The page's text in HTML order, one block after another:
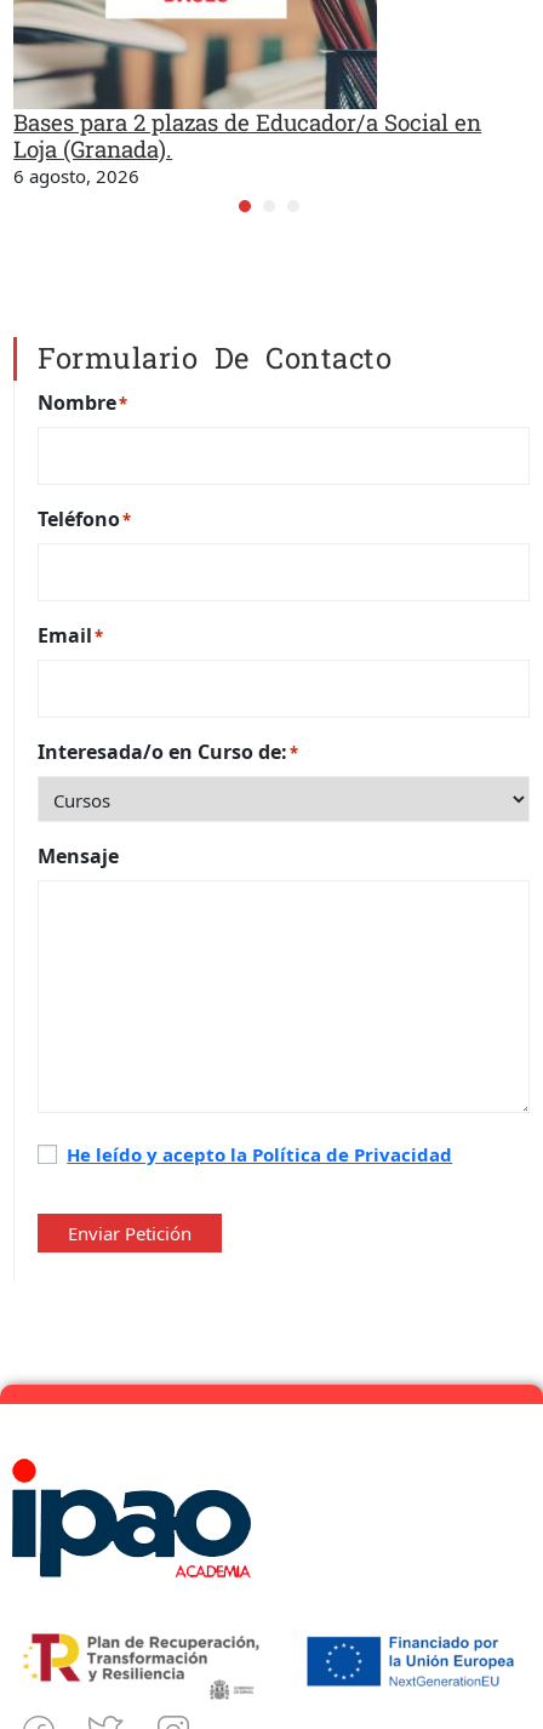
Bases para 2 plazas de Educador/a Social en
Loja (Granada).
6 agosto, 2026
Formulario De Contacto
Nombre*
Teléfono*
Email*
Interesada/o en Curso de:*
Mensaje
Política
privacidad*
He leído y acepto la Política de Privacidad
Enviar Petición